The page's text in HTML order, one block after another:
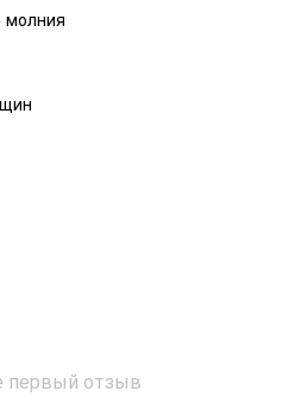
молния
первый отзыв